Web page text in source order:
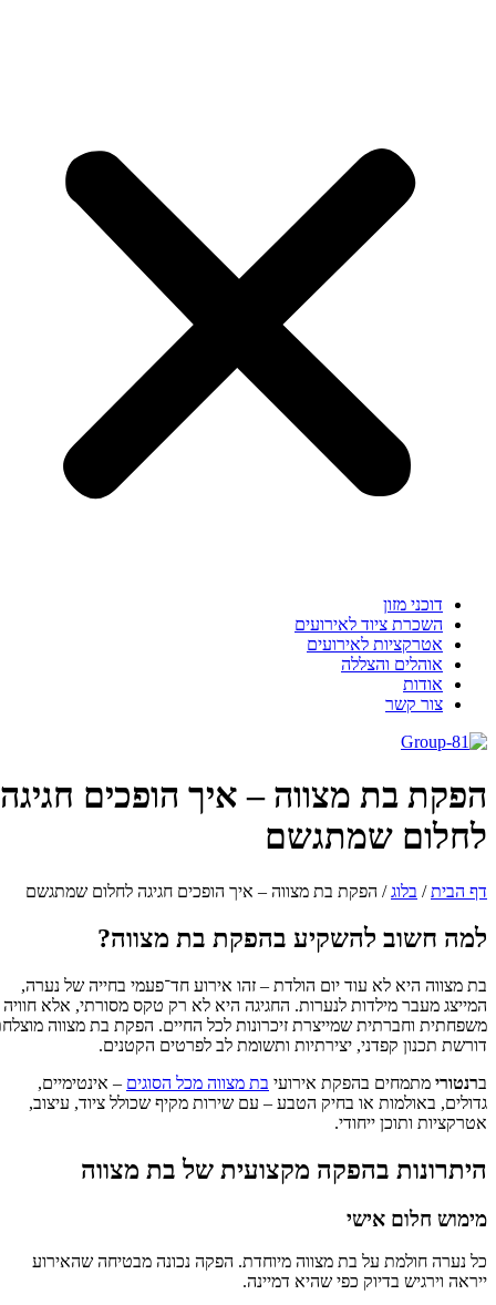
דוכני מזון
השכרת ציוד לאירועים
אטרקציות לאירועים
אוהלים והצללה
אודות
צור קשר
הפקת בת מצווה – איך הופכים חגיגה
לחלום שמתגשם
דף הבית/בלוג/הפקת בת מצווה – איך הופכים חגיגה לחלום שמתגשם
למה חשוב להשקיע בהפקת בת מצווה?
בת מצווה היא לא עוד יום הולדת – זהו אירוע חד־פעמי בחייה של נערה,
המייצג מעבר מילדות לנערות. החגיגה היא לא רק טקס מסורתי, אלא חוויה
משפחתית וחברתית שמייצרת זיכרונות לכל החיים. הפקת בת מצווה מוצלחת
דורשת תכנון קפדני, יצירתיות ותשומת לב לפרטים הקטנים.
רנטורימתמחים בהפקת אירועיבת מצווה מכל הסוגים– אינטימיים,
גדולים, באולמות או בחיק הטבע – עם שירות מקיף שכולל ציוד, עיצוב,
אטרקציות ותוכן ייחודי.
היתרונות בהפקה מקצועית של בת מצווה
מימוש חלום אישי
כל נערה חולמת על בת מצווה מיוחדת. הפקה נכונה מבטיחה שהאירוע
ייראה וירגיש בדיוק כפי שהיא דמיינה.